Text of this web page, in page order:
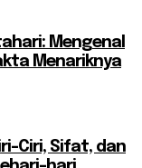
Mengenal
Menariknya
Ciri, Sifat, dan